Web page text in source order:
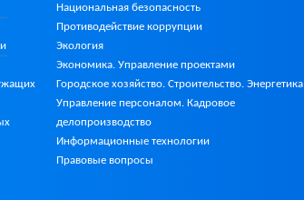
Национальная безопасность
Противодействие коррупции
Экология
Экономика. Управление проектами
Городское хозяйство. Строительство. Энергетика
Управление персоналом. Кадровое
делопроизводство
Информационные технологии
Правовые вопросы